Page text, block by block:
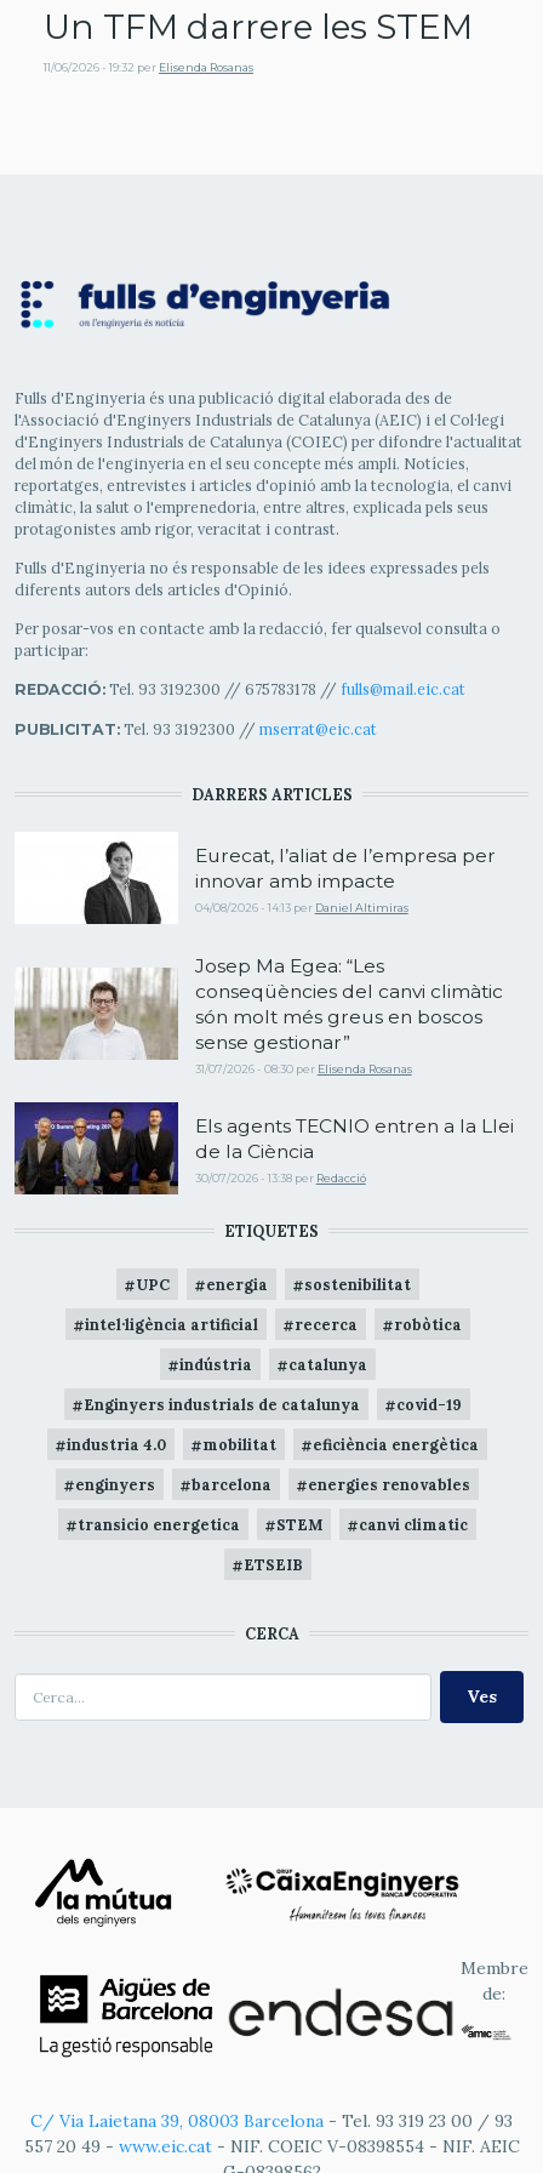
Un TFM darrere les STEM
11/06/2026 - 19:32 per Elisenda Rosanas
Fulls d'Enginyeria és una publicació digital elaborada des de
l'Associació d'Enginyers Industrials de Catalunya (AEIC) i el Col·legi
d'Enginyers Industrials de Catalunya (COIEC) per difondre l'actualitat
del món de l'enginyeria en el seu concepte més ampli. Notícies,
reportatges, entrevistes i articles d'opinió amb la tecnologia, el canvi
climàtic, la salut o l'emprenedoria, entre altres, explicada pels seus
protagonistes amb rigor, veracitat i contrast.
Fulls d'Enginyeria no és responsable de les idees expressades pels
diferents autors dels articles d'Opinió.
Per posar-vos en contacte amb la redacció, fer qualsevol consulta o
participar:
REDACCIÓ:Tel. 93 3192300 // 675783178 // fulls@mail.eic.cat
PUBLICITAT:Tel. 93 3192300 // mserrat@eic.cat
DARRERS ARTICLES
Eurecat, l’aliat de l’empresa per
innovar amb impacte
04/08/2026 - 14:13 per Daniel Altimiras
Josep Ma Egea: “Les
conseqüències del canvi climàtic
són molt més greus en boscos
sense gestionar”
31/07/2026 - 08:30 per Elisenda Rosanas
Els agents TECNIO entren a la Llei
de la Ciència
30/07/2026 - 13:38 per Redacció
ETIQUETES
UPC energia sostenibilitat
intel·ligència artificial recerca robòtica
indústria catalunya
Enginyers industrials de catalunya covid-19
industria 4.0 mobilitat eficiència energètica
enginyers barcelona energies renovables
transicio energetica STEM canvi climatic
ETSEIB
CERCA
Membre
de:
C/ Via Laietana 39, 08003 Barcelona - Tel. 93 319 23 00 / 93
557 20 49 - www.eic.cat- NIF. COEIC V-08398554 - NIF. AEIC